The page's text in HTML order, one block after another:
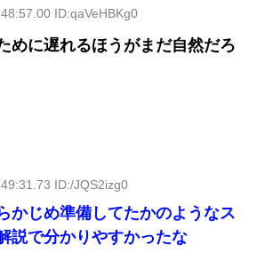
ID:qaVeHBKg0
めに遅れるほうがまだ自然だろ
ID:/JQS2izg0
かじめ準備してたかのようなス
説で分かりやすかったな